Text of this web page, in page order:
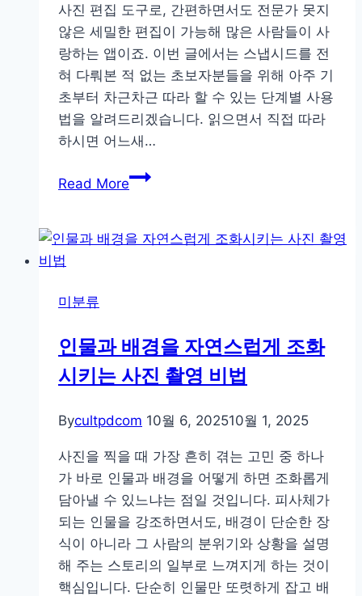
교
분
석
사진 편집 도구로, 간편하면서도 전문가 못지
않은 세밀한 편집이 가능해 많은 사람들이 사
랑하는 앱이죠. 이번 글에서는 스냅시드를 전
혀 다뤄본 적 없는 초보자분들을 위해 아주 기
초부터 차근차근 따라 할 수 있는 단계별 사용
법을 알려드리겠습니다. 읽으면서 직접 따라
하시면 어느새…
Read More스
드
지
게
집
는
비
법
공
개
미분류
인물과 배경을 자연스럽게 조화
시키는 사진 촬영 비법
Bycultpdcom 10월 6, 202510월 1, 2025
사진을 찍을 때 가장 흔히 겪는 고민 중 하나
가 바로 인물과 배경을 어떻게 하면 조화롭게
담아낼 수 있느냐는 점일 것입니다. 피사체가
되는 인물을 강조하면서도, 배경이 단순한 장
식이 아니라 그 사람의 분위기와 상황을 설명
해 주는 스토리의 일부로 느껴지게 하는 것이
핵심입니다. 단순히 인물만 또렷하게 잡고 배